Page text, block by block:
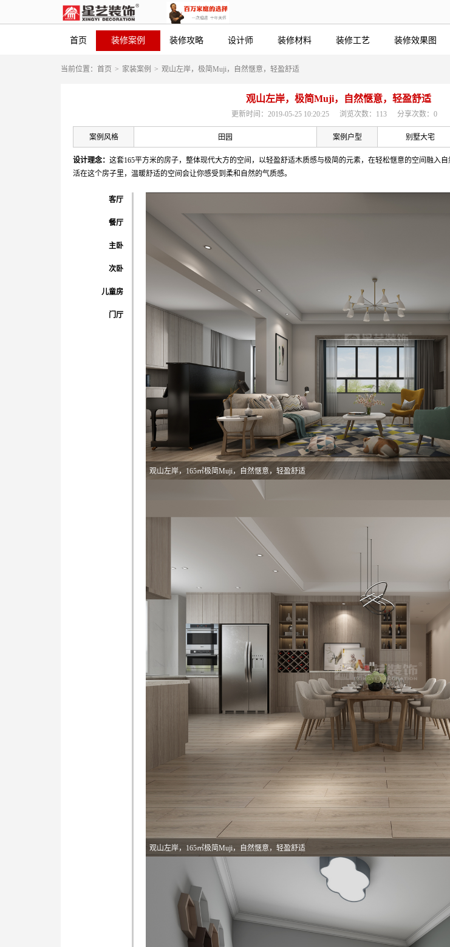
首页 装修案例 装修攻略 设计师 装修材料 装修工艺 装修效果图
当前位置： 首页 > 家装案例 > 观山左岸，极简Muji，自然惬意，轻盈舒适
观山左岸，极简Muji，自然惬意，轻盈舒适
更新时间：2019-05-25 10:20:25 浏览次数：113 分享次数：0
案例风格 田园 案例户型 别墅大宅
设计理念： 这套165平方米的房子，整体现代大方的空间，以轻盈舒适木质感与极简的元素，在轻松惬意的空间融入
活在这个房子里，温暖舒适的空间会让你感受到柔和自然的气质感。
客厅
餐厅
主卧
次卧
儿童房
门厅
观山左岸，165㎡极简Muji，自然惬意，轻盈舒适
观山左岸，165㎡极简Muji，自然惬意，轻盈舒适